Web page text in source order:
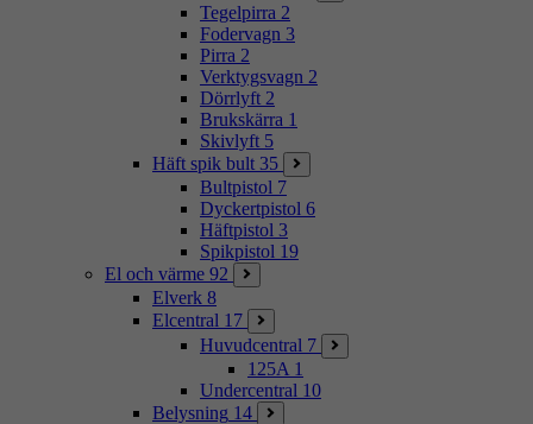
Tegelpirra 2
Fodervagn 3
Pirra 2
Verktygsvagn 2
Dörrlyft 2
Brukskärra 1
Skivlyft 5
Häft spik bult 35
Bultpistol 7
Dyckertpistol 6
Häftpistol 3
Spikpistol 19
El och värme 92
Elverk 8
Elcentral 17
Huvudcentral 7
125A 1
Undercentral 10
Belysning 14